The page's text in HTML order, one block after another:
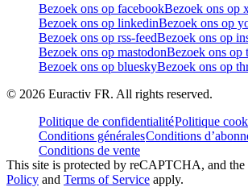
Bezoek ons op facebookBezoek ons op
Bezoek ons op linkedinBezoek ons op
Bezoek ons op rss-feedBezoek ons op
Bezoek ons op mastodonBezoek ons op
Bezoek ons op blueskyBezoek ons op
© 2026 Euractiv FR. All rights reserved.
Politique de confidentialitéPolitique
Conditions généralesConditions
Conditions de vente
This site is protected by reCAPTCHA, and the
Policy and Terms of Service apply.